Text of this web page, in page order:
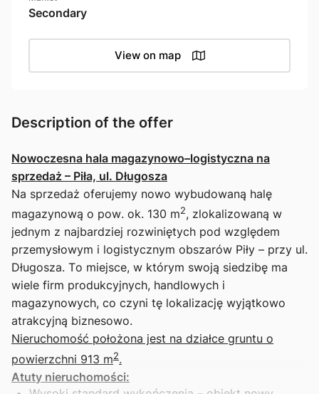
Secondary
View on map
Description of the offer
Nowoczesna hala magazynowo–logistyczna na
sprzedaż – Piła, ul. Długosza
Na sprzedaż oferujemy nowo wybudowaną halę
magazynową o pow. ok. 130 m2, zlokalizowaną w
jednym z najbardziej rozwiniętych pod względem
przemysłowym i logistycznym obszarów Piły – przy ul.
Długosza. To miejsce, w którym swoją siedzibę ma
wiele firm produkcyjnych, handlowych i
magazynowych, co czyni tę lokalizację wyjątkowo
atrakcyjną biznesowo.
Nieruchomość położona jest na działce gruntu o
powierzchni 913 m2.
Atuty nieruchomości: